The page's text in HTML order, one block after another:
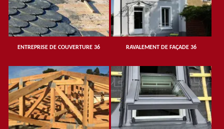
ENTREPRISE DE COUVERTURE 36 RAVALEMENT DE FAÇADE 36